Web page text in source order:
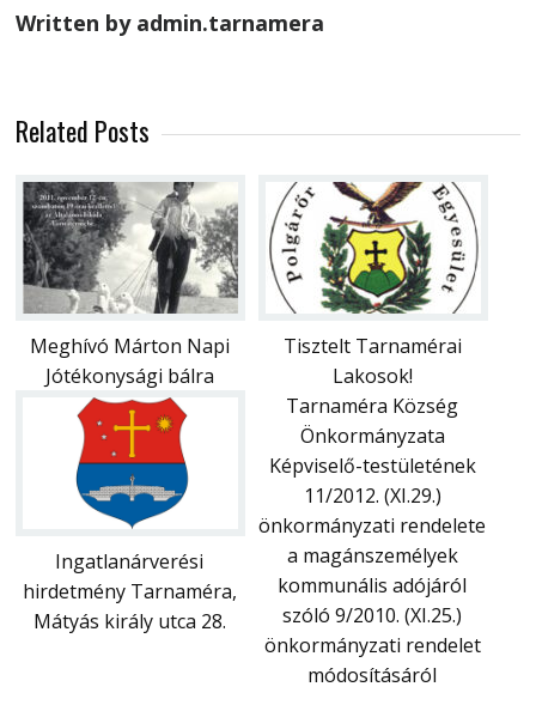
Written by admin.tarnamera
Related Posts
Meghívó Márton Napi
Jótékonysági bálra
Tisztelt Tarnamérai
Lakosok!
Ingatlanárverési
hirdetmény Tarnaméra,
Mátyás király utca 28.
Tarnaméra Község
Önkormányzata
Képviselő-testületének
11/2012. (XI.29.)
önkormányzati rendelete
a magánszemélyek
kommunális adójáról
szóló 9/2010. (XI.25.)
önkormányzati rendelet
módosításáról